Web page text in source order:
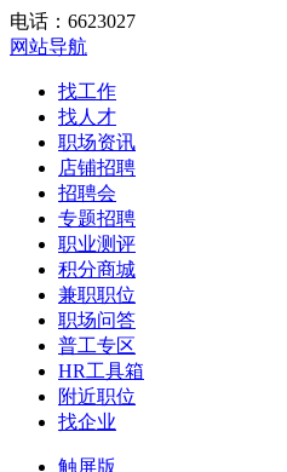
电话：6623027
网站导航
找工作
找人才
职场资讯
店铺招聘
招聘会
专题招聘
职业测评
积分商城
兼职职位
职场问答
普工专区
HR工具箱
附近职位
找企业
触屏版